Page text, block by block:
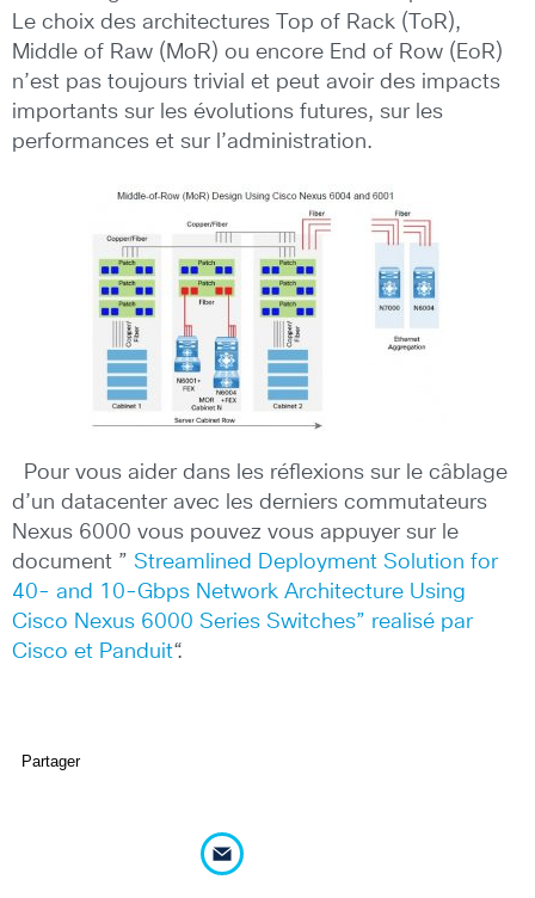
Le choix des architectures Top of Rack (ToR),
Middle of Raw (MoR) ou encore End of Row (EoR)
n’est pas toujours trivial et peut avoir des impacts
importants sur les évolutions futures, sur les
performances et sur l’administration.
Pour vous aider dans les réflexions sur le câblage
d’un datacenter avec les derniers commutateurs
Nexus 6000 vous pouvez vous appuyer sur le
document ” Streamlined Deployment Solution for
40- and 10-Gbps Network Architecture Using
Cisco Nexus 6000 Series Switches” realisé par
Cisco et Panduit“.
Partager